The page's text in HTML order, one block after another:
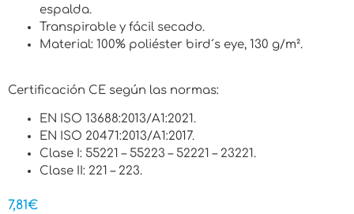
espalda.
Transpirable y fácil secado.
Material: 100% poliéster bird´s eye, 130 g/m².
Certificación CE según las normas:
EN ISO 13688:2013/A1:2021.
EN ISO 20471:2013/A1:2017.
Clase I: 55221 – 55223 – 52221 – 23221.
Clase II: 221 – 223.
7,81€